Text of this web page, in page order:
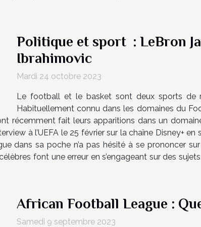
Politique et sport : LeBron
Ibrahimovic
Mardi 24 octobre 2023
Le football et le basket sont deux sports de
Habituellement connu dans les domaines du
récemment fait leurs apparitions dans un
à l’UEFA le 25 février sur la chaîne Disney+
dans sa poche n’a pas hésité à se prononcer
font une erreur en s’engageant sur des
African Football League :
Samedi 9 septembre 2023